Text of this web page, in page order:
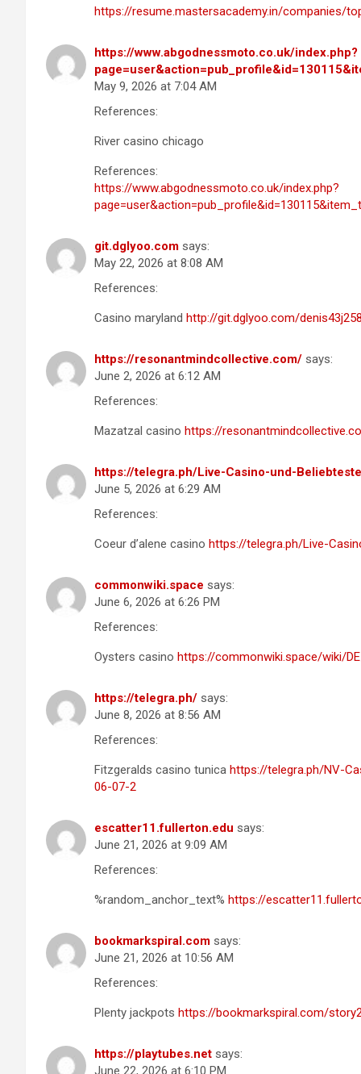
https://resume.mastersacademy.in/companies/
https://www.abgodnessmoto.co.uk/index.php?
May 9, 2026 at 7:04 AM
References:
River casino chicago
References:
https://www.abgodnessmoto.co.uk/index.php?
git.dglyoo.com says:
May 22, 2026 at 8:08 AM
References:
Casino maryland http://git.dglyoo.com/
https://resonantmindcollective.com/ says:
June 2, 2026 at 6:12 AM
References:
Mazatzal casino https://
https://telegra.ph/Live-Casino-und-
June 5, 2026 at 6:29 AM
References:
Coeur d’alene casino https://telegra.ph/Live-
commonwiki.space says:
June 6, 2026 at 6:26 PM
References:
Oysters casino https://commonwiki.space/wiki/
https://telegra.ph/ says:
June 8, 2026 at 8:56 AM
References:
Fitzgeralds casino tunica https://telegra.ph/NV-
06-07-2
escatter11.fullerton.edu says:
June 21, 2026 at 9:09 AM
References:
%random_anchor_text% https://
bookmarkspiral.com says:
June 21, 2026 at 10:56 AM
References:
Plenty jackpots https://bookmarkspiral.com/
https://playtubes.net says:
June 22, 2026 at 6:10 PM